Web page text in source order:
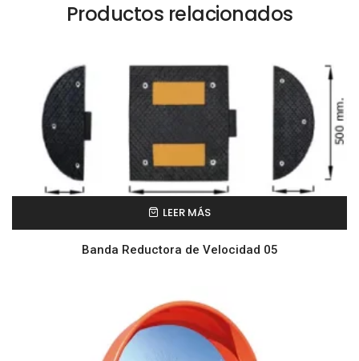
Productos relacionados
LEER MÁS
Banda Reductora de Velocidad 05